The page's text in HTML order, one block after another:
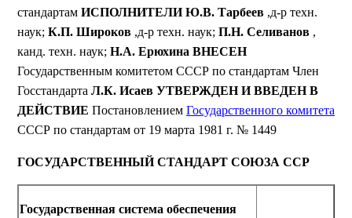
стандартам ИСПОЛНИТЕЛИЮ.В. Тарбеев ,д-р техн.
наук; К.П. Широков ,д-р техн. наук; П.Н. Селиванов ,
канд. техн. наук; Н.А. Ерюхина ВНЕСЕН
Государственным комитетом СССР по стандартам Член
Госстандарта Л.К. Исаев УТВЕРЖДЕН И ВВЕДЕН В
ДЕЙСТВИЕ Постановлением Государственного комитета
СССР по стандартам от 19 марта 1981 г. № 1449
ГОСУДАРСТВЕННЫЙ СТАНДАРТ СОЮЗА ССР
Государственная система обеспечения